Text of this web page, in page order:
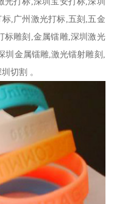
,广州激光打标,五刻,五金
标雕刻,金属镭雕,深圳激光
圳金属镭雕,激光镭射雕刻,
切割 。